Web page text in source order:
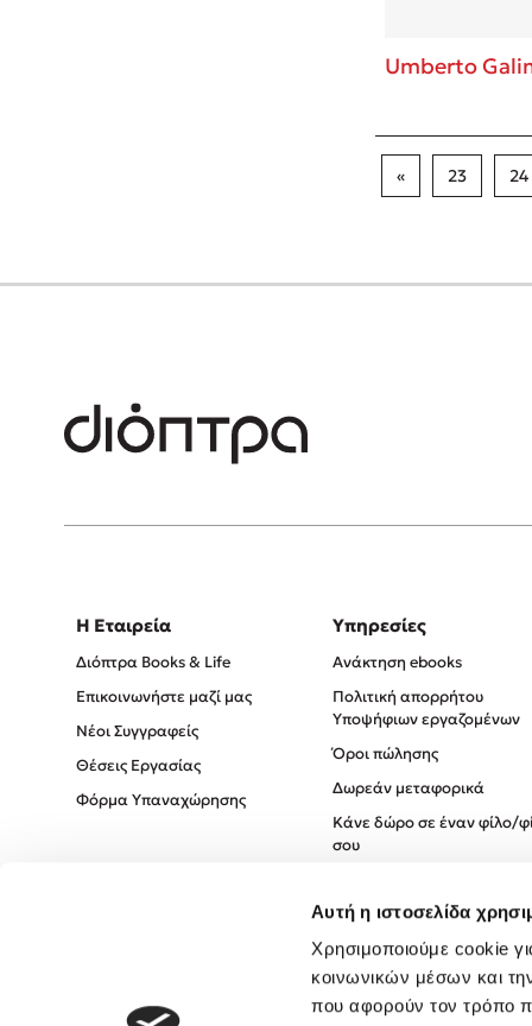
Αυτή η ιστοσελίδα
Χρησιμοποιούμε cookie
κοινωνικών μέσων και
που αφορούν τον τρόπο
Umberto
« 23 24
Η Εταιρεία
Διόπτρα Books & Life
Επικοινωνήστε μαζί μας
Νέοι Συγγραφείς
Θέσεις Εργασίας
Φόρμα Υπαναχώρησης
Υπηρεσίες
Ανάκτηση ebooks
Πολιτική απορρήτου
Υποψήφιων εργαζομένων
Όροι πώλησης
Δωρεάν μεταφορικά
Κάνε δώρο σε έναν φίλο/
σου
Πολιτική Απορρήτου
Όροι χρήσης